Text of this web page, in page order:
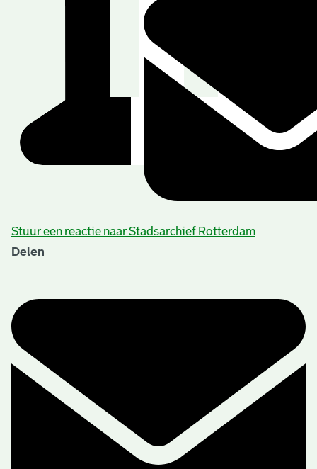
Stuur een reactie naar Stadsarchief Rotterdam
Delen